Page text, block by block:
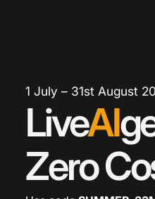
1 July – 31st August
LiveAI
Zero